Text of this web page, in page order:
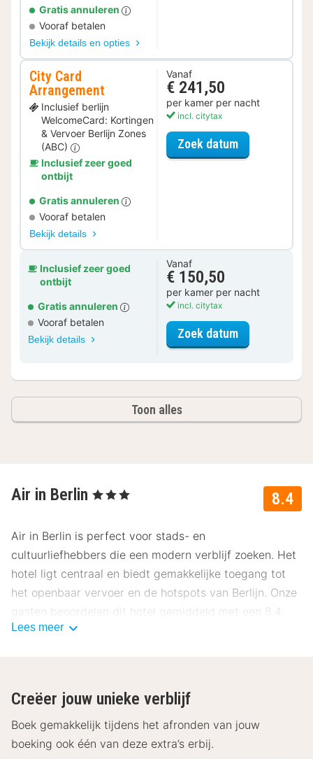
Gratis annuleren
Vooraf betalen
Bekijk details en opties
City Card
Arrangement
Inclusief berlijn
WelcomeCard: Kortingen
& Vervoer Berlijn Zones
(ABC)
Inclusief zeer goed
ontbijt
Gratis annuleren
Vooraf betalen
Bekijk details
Vanaf
€ 241,50
per kamer per nacht
incl. citytax
Zoek datumvoor City
Inclusief zeer goed
ontbijt
Gratis annuleren
Vooraf betalen
Bekijk details
Vanaf
€ 150,50
per kamer per nacht
incl. citytax
Zoek datumvoor Comfort
Toon alles
8.4
Air in Berlin , 3 Sterren
Air in Berlin is perfect voor stads- en
cultuurliefhebbers die een modern verblijf zoeken. Het
hotel ligt centraal en biedt gemakkelijke toegang tot
het openbaar vervoer en de hotspots van Berlijn. Onze
gasten beoordelen dit hotel gemiddeld met een 8.4.
hotel zijn iconische bezienswaardigheden zoals de
Brandenburger Tor, Alexanderplatz en de Berlin TV-
toren goed bereikbaar. Ook de East Side Gallery en het
Lees meer
Creëer jouw unieke verblijf
Boek gemakkelijk tijdens het afronden van jouw
boeking ook één van deze extra’s erbij.